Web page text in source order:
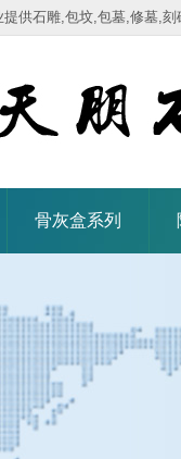
供石雕,包坟,包墓,修墓,刻
骨灰盒系列